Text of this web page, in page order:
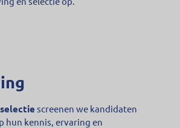
selectie screenen we kandidaten
hun kennis, ervaring en